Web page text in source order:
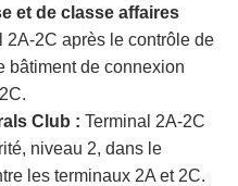
et de classe affaires
2A-2C après le contrôle de
bâtiment de connexion
Club : Terminal 2A-2C
niveau 2, dans le
les terminaux 2A et 2C.